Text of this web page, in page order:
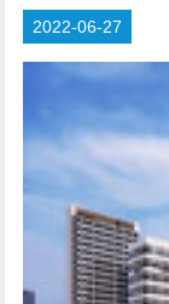
脱颖而出，一
用地（北侧）
区前山路东
地.为满足新
要，香洲区计
的学校。项目
积约
2022-06-27